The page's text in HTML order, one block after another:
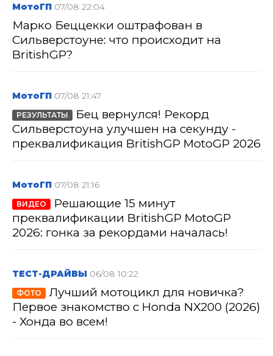
МотоГП 07/08 22:04
Марко Беццекки оштрафован в
Сильверстоуне: что происходит на
BritishGP?
МотоГП 07/08 21:47
РЕЗУЛЬТАТЫ
Бец вернулся! Рекорд
Сильверстоуна улучшен на секунду -
преквалификация BritishGP MotoGP 2026
МотоГП 07/08 21:16
ВИДЕО
Решающие 15 минут
преквалификации BritishGP MotoGP
2026: гонка за рекордами началась!
ТЕСТ-ДРАЙВЫ 06/08 10:22
ФОТО
Лучший мотоцикл для новичка?
Первое знакомство с Honda NX200 (2026)
- Хонда во всем!